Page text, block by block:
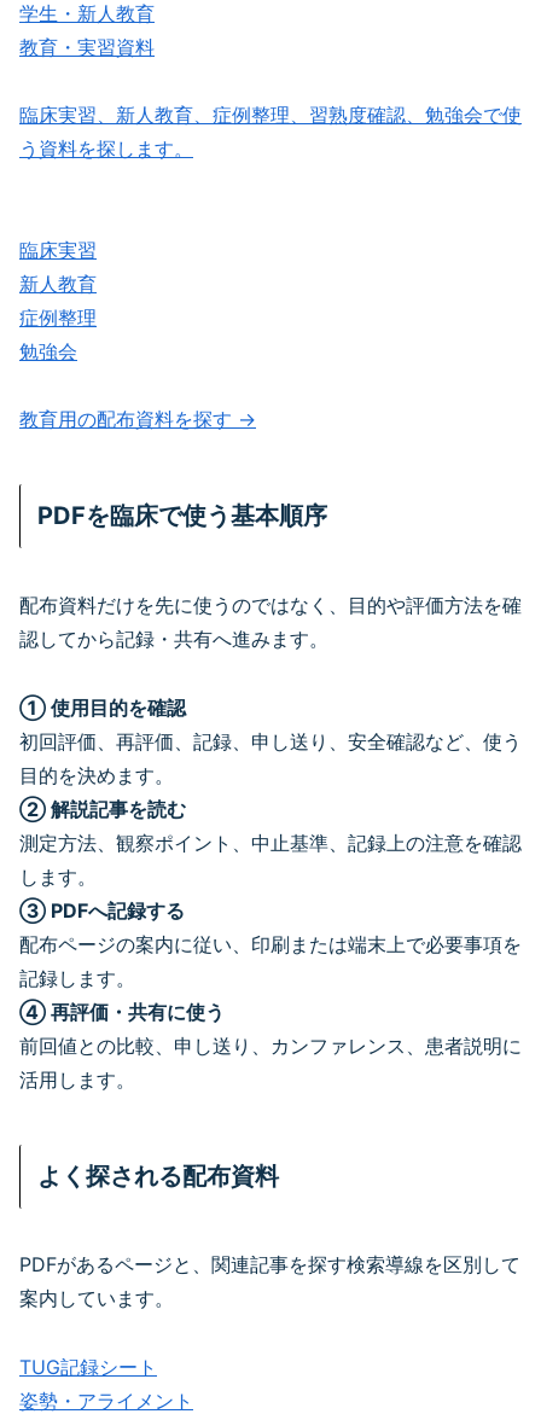
学生・新人教育
教育・実習資料
臨床実習、新人教育、症例整理、習熟度確認、勉強会で使
う資料を探します。
臨床実習
新人教育
症例整理
勉強会
教育用の配布資料を探す →
PDFを臨床で使う基本順序
配布資料だけを先に使うのではなく、目的や評価方法を確
認してから記録・共有へ進みます。
① 使用目的を確認
初回評価、再評価、記録、申し送り、安全確認など、使う
目的を決めます。
② 解説記事を読む
測定方法、観察ポイント、中止基準、記録上の注意を確認
します。
③ PDFへ記録する
配布ページの案内に従い、印刷または端末上で必要事項を
記録します。
④ 再評価・共有に使う
前回値との比較、申し送り、カンファレンス、患者説明に
活用します。
よく探される配布資料
PDFがあるページと、関連記事を探す検索導線を区別して
案内しています。
TUG記録シート
姿勢・アライメント